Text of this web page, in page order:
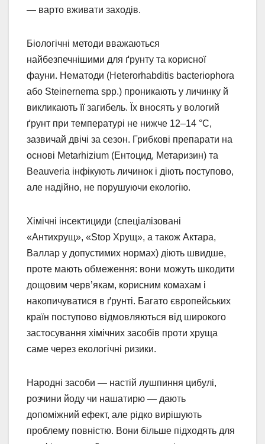
— варто вживати заходів.
Біологічні методи вважаються
найбезпечнішими для ґрунту та корисної
фауни. Нематоди (Heterorhabditis bacteriophora
або Steinernema spp.) проникають у личинку й
викликають її загибель. Їх вносять у вологий
ґрунт при температурі не нижче 12–14 °C,
зазвичай двічі за сезон. Грибкові препарати на
основі Metarhizium (Ентоцид, Метаризин) та
Beauveria інфікують личинок і діють поступово,
але надійно, не порушуючи екологію.
Хімічні інсектициди (спеціалізовані
«Антихрущ», «Stop Хрущ», а також Актара,
Валлар у допустимих нормах) діють швидше,
проте мають обмеження: вони можуть шкодити
дощовим черв’якам, корисним комахам і
накопичуватися в ґрунті. Багато європейських
країн поступово відмовляються від широкого
застосування хімічних засобів проти хруща
саме через екологічні ризики.
Народні засоби — настій лушпиння цибулі,
розчини йоду чи нашатирю — дають
допоміжний ефект, але рідко вирішують
проблему повністю. Вони більше підходять для